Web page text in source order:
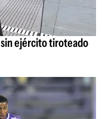
ejército tiroteado